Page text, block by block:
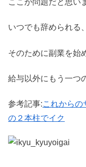
いつでも辞められる
そのために副業を始
給与以外にもう一つ
参考記事:これからの
の２本柱でイク